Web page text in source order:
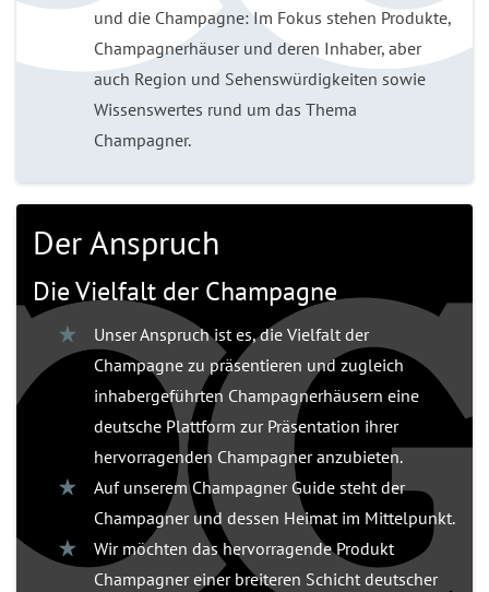
und die Champagne: Im Fokus stehen Produkte,
Champagnerhäuser und deren Inhaber, aber
auch Region und Sehenswürdigkeiten sowie
Wissenswertes rund um das Thema
Champagner.
Der Anspruch
Die Vielfalt der Champagne
Unser Anspruch ist es, die Vielfalt der
Champagne zu präsentieren und zugleich
inhabergeführten Champagnerhäusern eine
deutsche Plattform zur Präsentation ihrer
hervorragenden Champagner anzubieten.
Auf unserem Champagner Guide steht der
Champagner und dessen Heimat im Mittelpunkt.
Wir möchten das hervorragende Produkt
Champagner einer breiteren Schicht deutscher